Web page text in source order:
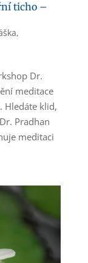
ticho –
,
Dr.
meditace
Hledáte klid,
Pradhan
meditaci